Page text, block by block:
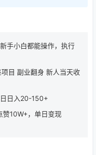
手小白都能操作，执行
目 副业翻身 新人当天收
日入20-150+
赞10W+，单日变现